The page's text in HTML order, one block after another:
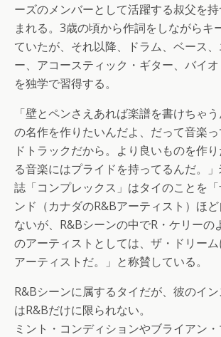
ーズのメンバーとして活躍する叔父を
まれる。3歳の頃から作詞をしながらキ
ていたが、それ以降、ドラム、ベース
ー、アコースティック・ギター、バイ
を独学で習得する。
「壁とペンさえあれば楽譜を書けちゃ
の名作を作りたいんだよ、だって音楽
ドトラックだから。より良いものを作
る音楽にはプライドを持ってるんだ。
誌「コンプレックス」はタイのことを
ンド（カナダのR&Bアーティスト）ほ
ないが、R&Bシーンの中でR・ケリーの
のアーティストとしては、ザ・ドリー
アーティストだ。」と称賛している。
R&Bシーンに属するタイだが、彼のイ
はR&Bだけに限られない。
ミント・コンディションやブライアン